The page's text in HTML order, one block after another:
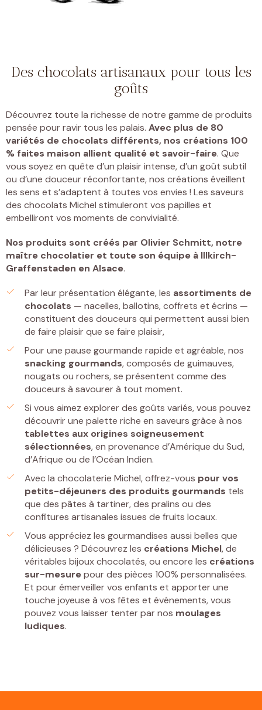
Des chocolats artisanaux pour tous les
goûts
Découvrez toute la richesse de notre gamme de produits
pensée pour ravir tous les palais. Avec plus de 80
variétés de chocolats différents, nos créations 100
% faites maison allient qualité et savoir-faire. Que
vous soyez en quête d’un plaisir intense, d’un goût subtil
ou d’une douceur réconfortante, nos créations éveillent
les sens et s’adaptent à toutes vos envies ! Les saveurs
des chocolats Michel stimuleront vos papilles et
embelliront vos moments de convivialité.
Nos produits sont créés par Olivier Schmitt, notre
maître chocolatier et toute son équipe à Illkirch-
Graffenstaden en Alsace.
Par leur présentation élégante, les assortiments de
chocolats — nacelles, ballotins, coffrets et écrins —
constituent des douceurs qui permettent aussi bien
de faire plaisir que se faire plaisir,
Pour une pause gourmande rapide et agréable, nos
snacking gourmands, composés de guimauves,
nougats ou rochers, se présentent comme des
douceurs à savourer à tout moment.
Si vous aimez explorer des goûts variés, vous pouvez
découvrir une palette riche en saveurs grâce à nos
tablettes aux origines soigneusement
sélectionnées, en provenance d’Amérique du Sud,
d’Afrique ou de l’Océan Indien.
Avec la chocolaterie Michel, offrez-vous pour vos
petits-déjeuners des produits gourmands tels
que des pâtes à tartiner, des pralins ou des
confitures artisanales issues de fruits locaux.
Vous appréciez les gourmandises aussi belles que
délicieuses ? Découvrez les créations Michel, de
véritables bijoux chocolatés, ou encore les créations
sur-mesurepour des pièces 100% personnalisées.
Et pour émerveiller vos enfants et apporter une
touche joyeuse à vos fêtes et événements, vous
pouvez vous laisser tenter par nos moulages
ludiques.